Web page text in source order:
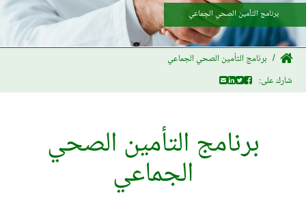
برنامج التأمين الصحي الجماعي
برنامج التأمين الصحي الجماعي
شارك على:
برنامج التأمين الصحي
الجماعي